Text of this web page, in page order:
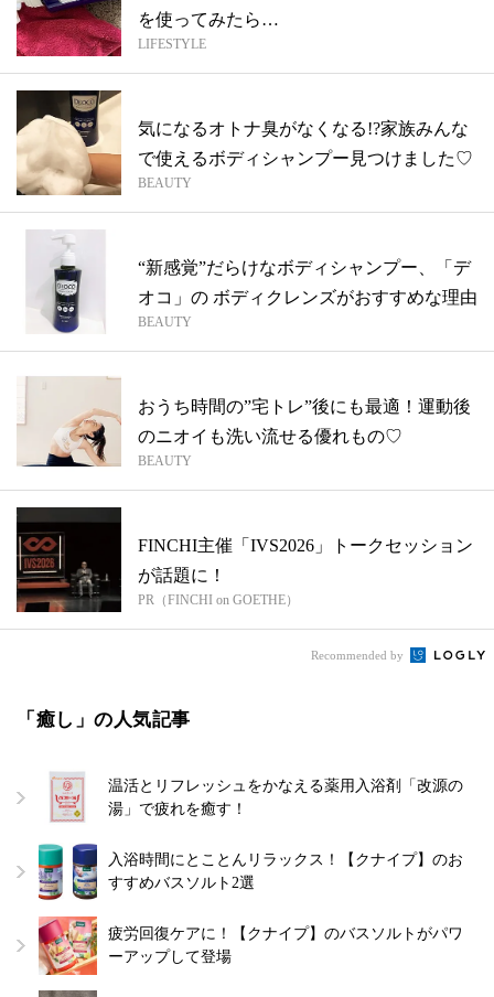
を使ってみたら…
LIFESTYLE
気になるオトナ臭がなくなる!?家族みんな
で使えるボディシャンプー見つけました♡
BEAUTY
“新感覚”だらけなボディシャンプー、「デ
オコ」の ボディクレンズがおすすめな理由
BEAUTY
おうち時間の”宅トレ”後にも最適！運動後
のニオイも洗い流せる優れもの♡
BEAUTY
FINCHI主催「IVS2026」トークセッション
が話題に！
PR（FINCHI on GOETHE）
Recommended by
「癒し」の人気記事
温活とリフレッシュをかなえる薬用入浴剤「改源の
湯」で疲れを癒す！
入浴時間にとことんリラックス！【クナイプ】のお
すすめバスソルト2選
疲労回復ケアに！【クナイプ】のバスソルトがパワ
ーアップして登場